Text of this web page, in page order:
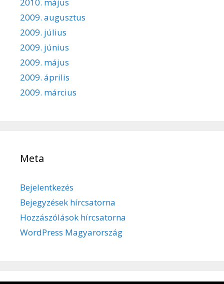
2009. augusztus
2009. július
2009. június
2009. május
2009. április
2009. március
Meta
Bejelentkezés
Bejegyzések hírcsatorna
Hozzászólások hírcsatorna
WordPress Magyarország